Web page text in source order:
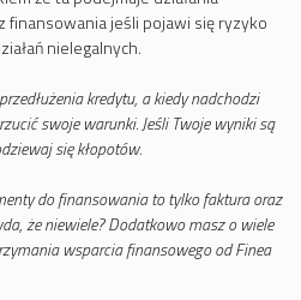
finansowania jeśli pojawi się ryzyko
nielegalnych.
kredytu, a kiedy nadchodzi
swoje warunki. Jeśli Twoje wyniki są
się kłopotów.
do finansowania to tylko faktura oraz
że niewiele? Dodatkowo masz o wiele
wsparcia finansowego od Finea